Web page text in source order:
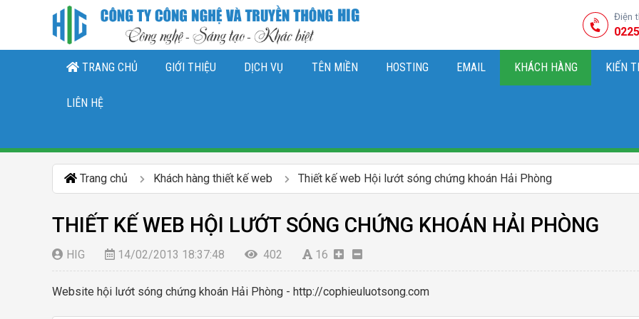
Điện
TRANG CHỦ GIỚI THIỆU DỊCH VỤ TÊN MIỀN HOSTING EMAIL KHÁCH HÀNG KIẾN
LIÊN HỆ
Trang chủ Khách hàng thiết kế web Thiết kế web Hội lướt sóng chứng khoán Hải Phòng
THIẾT KẾ WEB HỘI LƯỚT SÓNG CHỨNG KHOÁN HẢI PHÒNG
HIG 14/02/2013 18:37:48 402 16
Website hội lướt sóng chứng khoán Hải Phòng - http://cophieuluotsong.com